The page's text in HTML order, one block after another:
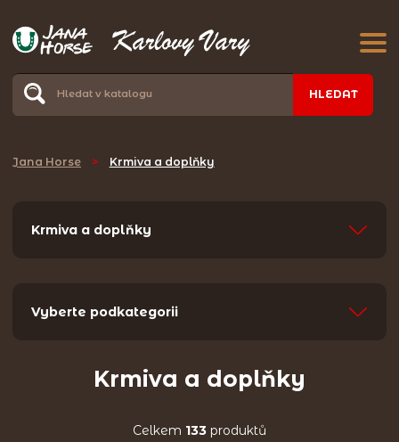
HLEDAT
Jana Horse > Krmiva a doplňky
Krmiva a doplňky
Vyberte podkategorii
Krmiva a doplňky
Celkem 133 produktů